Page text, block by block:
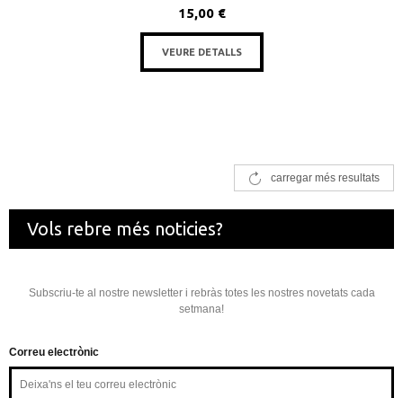
15,00 €
VEURE DETALLS
carregar més resultats
Vols rebre més noticies?
Subscriu-te al nostre newsletter i rebràs totes les nostres novetats cada
setmana!
Correu electrònic